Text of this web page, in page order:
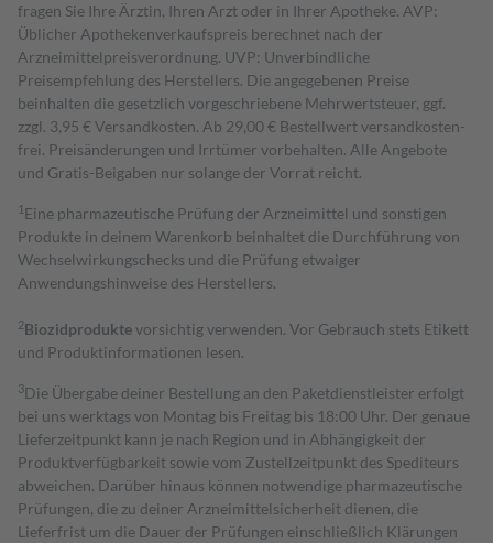
fragen Sie Ihre Ärztin, Ihren Arzt oder in Ihrer Apotheke. AVP:
Üblicher Apothekenverkaufspreis berechnet nach der
Arzneimittelpreisverordnung. UVP: Unverbindliche
Preisempfehlung des Herstellers. Die angegebenen Preise
beinhalten die gesetzlich vorgeschriebene Mehrwertsteuer, ggf.
zzgl. 3,95 € Versandkosten. Ab 29,00 € Bestell­wert versand­kosten­
frei. Preisänderungen und Irrtümer vorbehalten. Alle Angebote
und Gratis-Beigaben nur solange der Vorrat reicht.
1 Eine pharmazeutische Prüfung der Arzneimittel und sonstigen
Produkte in deinem Warenkorb beinhaltet die Durchführung von
Wechselwirkungschecks und die Prüfung etwaiger
Anwendungshinweise des Herstellers.
2Biozidproduktevorsichtig verwenden. Vor Gebrauch stets Etikett
und Produktinformationen lesen.
3Die Übergabe deiner Bestellung an den Paketdienstleister erfolgt
bei uns werktags von Montag bis Freitag bis 18:00 Uhr. Der genaue
Lieferzeitpunkt kann je nach Region und in Abhängigkeit der
Produktverfügbarkeit sowie vom Zustellzeitpunkt des Spediteurs
abweichen. Darüber hinaus können notwendige pharmazeutische
Prüfungen, die zu deiner Arzneimittelsicherheit dienen, die
Lieferfrist um die Dauer der Prüfungen einschließlich Klärungen